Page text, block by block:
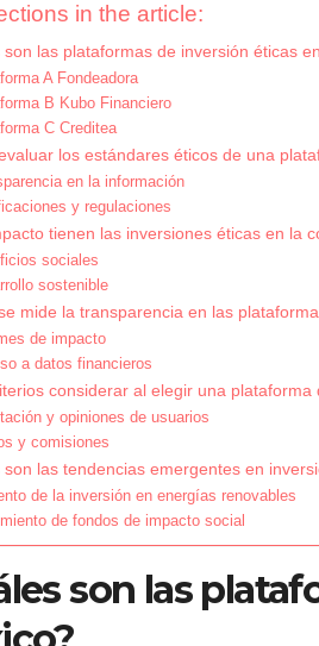
in the article:
son las plataformas de inversión éticas
A Fondeadora
B Kubo Financiero
C Creditea
los estándares éticos de una
en la información
y regulaciones
tienen las inversiones éticas en la
sociales
sostenible
mide la transparencia en las
de impacto
a datos financieros
considerar al elegir una plataforma
y opiniones de usuarios
y comisiones
son las tendencias emergentes en
de la inversión en energías renovables
de fondos de impacto social
son las